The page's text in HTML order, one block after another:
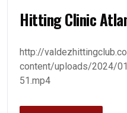
Hitting Clinic
http://
content/uploads/2024/
51.mp4